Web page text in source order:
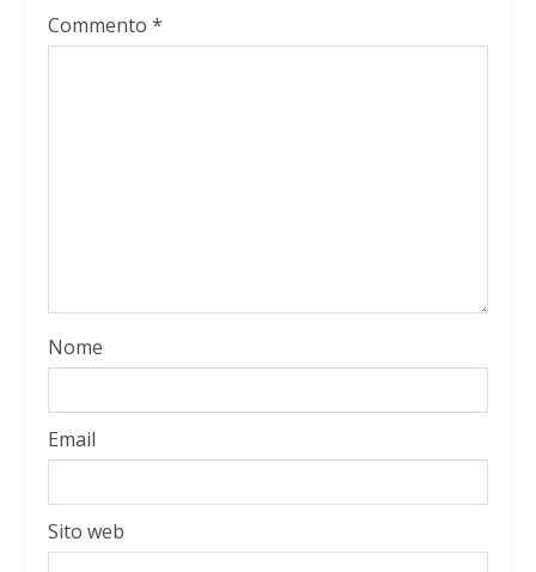
Commento *
Nome
Email
Sito web